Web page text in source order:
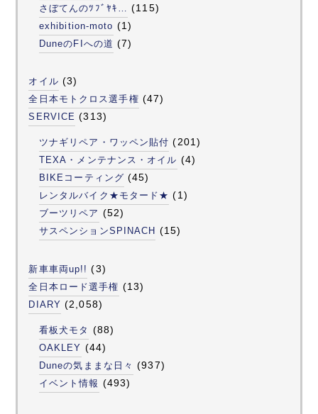
さぼてんのﾂﾌﾞﾔｷ… (115)
exhibition-moto (1)
DuneのFIへの道 (7)
オイル (3)
全日本モトクロス選手権 (47)
SERVICE (313)
ツナギリペア・ワッペン貼付 (201)
TEXA・メンテナンス・オイル (4)
BIKEコーティング (45)
レンタルバイク★モタード★ (1)
ブーツリペア (52)
サスペンションSPINACH (15)
新車車両up!! (3)
全日本ロード選手権 (13)
DIARY (2,058)
看板犬モタ (88)
OAKLEY (44)
Duneの気ままな日々 (937)
イベント情報 (493)